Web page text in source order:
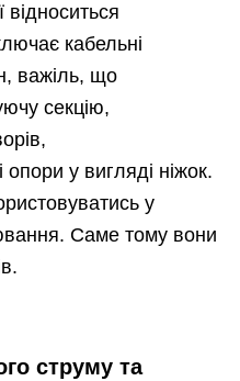
відноситься
кабельні
важіль, що
секцію,
опори у вигляді ніжок.
у
Саме тому вони
струму та